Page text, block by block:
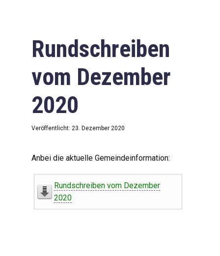
Rundschreiben
vom Dezember
2020
Veröffentlicht: 23. Dezember 2020
Anbei die aktuelle Gemeindeinformation:
Rundschreiben vom Dezember
2020